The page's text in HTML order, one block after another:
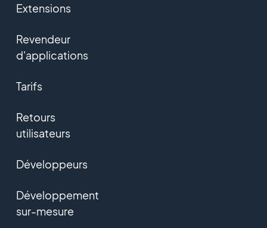
Extensions
Revendeur
d'applications
Tarifs
Retours
utilisateurs
Développeurs
Développement
sur-mesure